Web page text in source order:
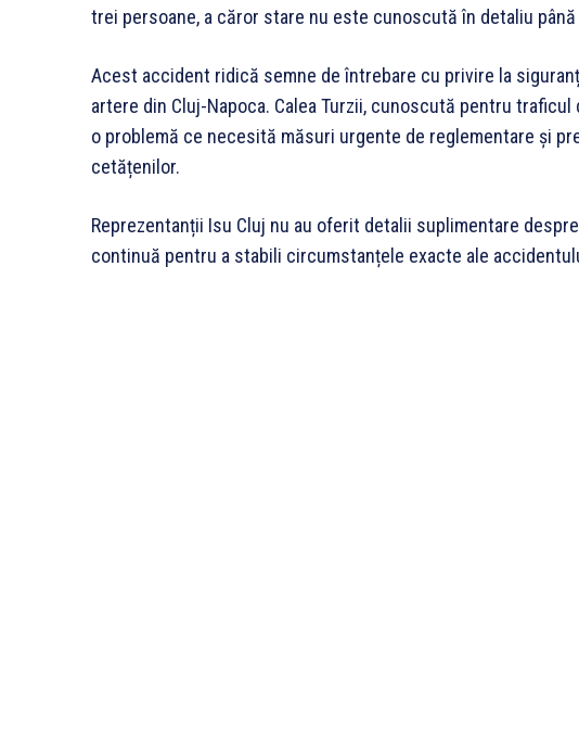
trei persoane, a căror stare nu este cunoscută în detaliu
Acest accident ridică semne de întrebare cu privire la
artere din Cluj-Napoca. Calea Turzii, cunoscută pentru
o problemă ce necesită măsuri urgente de reglementare și
cetățenilor.
Reprezentanții Isu Cluj nu au oferit detalii suplimentare
continuă pentru a stabili circumstanțele exacte ale